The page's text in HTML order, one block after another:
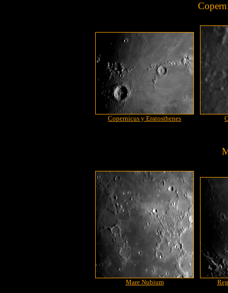
Copernicus y Eratosthenes
Mare Nubium